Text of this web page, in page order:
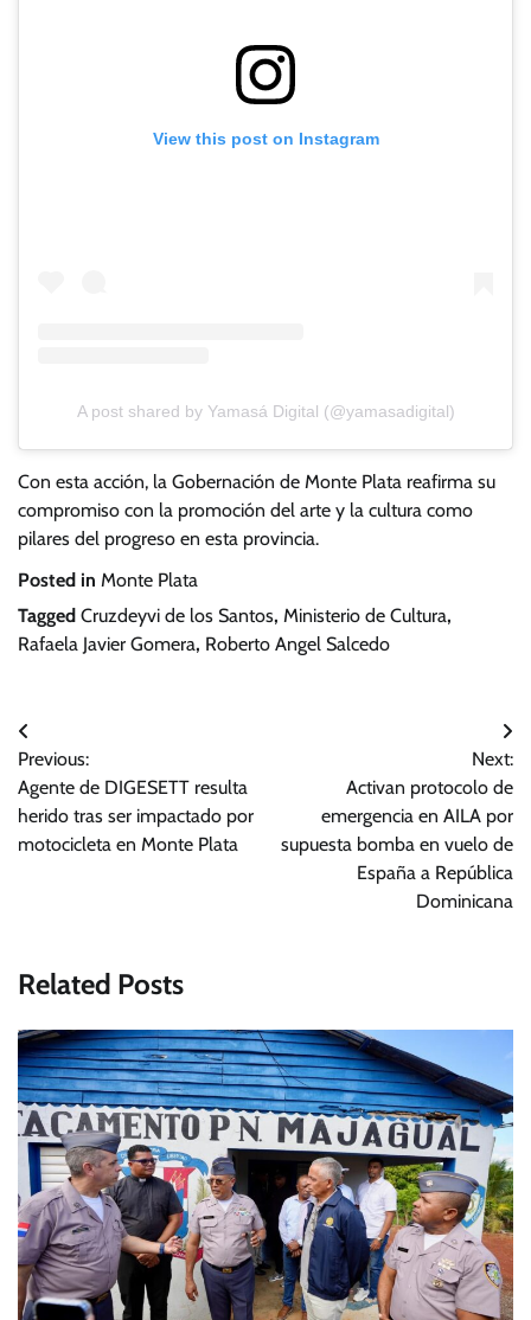
View this post on Instagram
A post shared by Yamasá Digital (@yamasadigital)
Con esta acción, la Gobernación de Monte Plata reafirma su
compromiso con la promoción del arte y la cultura como
pilares del progreso en esta provincia.
Posted in Monte Plata
Tagged Cruzdeyvi de los Santos, Ministerio de Cultura,
Rafaela Javier Gomera, Roberto Angel Salcedo
Navegación
de
entradas
Previous:
Agente de DIGESETT resulta
herido tras ser impactado por
motocicleta en Monte Plata
Next:
Activan protocolo de
emergencia en AILA por
supuesta bomba en vuelo de
España a República
Dominicana
Related Posts